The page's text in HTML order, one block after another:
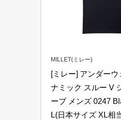
MILLET(ミレー)
[ミレー] アンダーウ
ナミック スルー V
ーブ メンズ 0247
L(日本サイズ XL相